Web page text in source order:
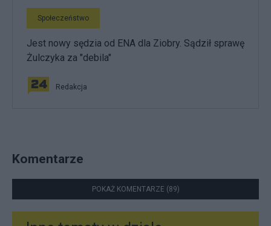
Społeczeństwo
Jest nowy sędzia od ENA dla Ziobry. Sądził sprawę
Żulczyka za "debila"
Redakcja
Komentarze
POKAŻ KOMENTARZE (89)